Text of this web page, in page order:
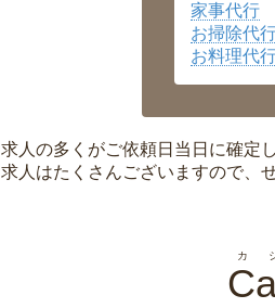
沖縄県 ▼
家事代行
お掃除代
お料理代
求人の多くがご依頼日当日に確定
求人はたくさんございますので、
カ